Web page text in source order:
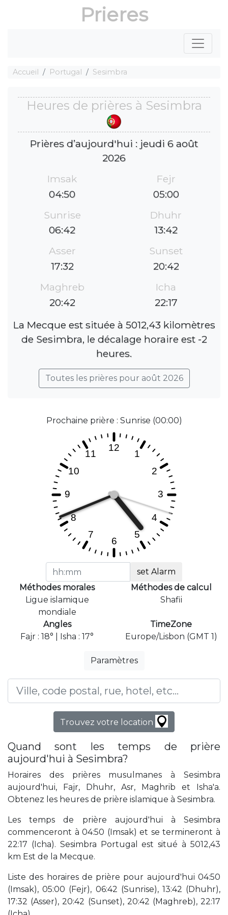
Prieres
Accueil Portugal Sesimbra
Heures de prières à Sesimbra
Prières d’aujourd'hui : jeudi 6 août
2026
Imsak
04:50
Fejr
05:00
Sunrise
06:42
Dhuhr
13:42
Asser
17:32
Sunset
20:42
Maghreb
20:42
Icha
22:17
La Mecque est située à 5012,43 kilomètres
de Sesimbra, le décalage horaire est -2
heures.
Toutes les prières pour août 2026
Prochaine prière : Sunrise (00:00)
set Alarm
Méthodes morales
Ligue islamique
mondiale
Méthodes de calcul
Shafii
Angles
Fajr : 18° | Isha : 17°
TimeZone
Europe/Lisbon (GMT 1)
Paramètres
Trouvez votre location
Quand sont les temps de prière
aujourd'hui à Sesimbra?
Horaires des prières musulmanes à Sesimbra
aujourd'hui, Fajr, Dhuhr, Asr, Maghrib et Isha'a.
Obtenez les heures de prière islamique à Sesimbra.
Les temps de prière aujourd'hui à Sesimbra
commenceront à 04:50 (Imsak) et se termineront à
22:17 (Icha). Sesimbra Portugal est situé à 5012,43
km Est de la Mecque.
Liste des horaires de prière pour aujourd'hui 04:50
(Imsak), 05:00 (Fejr), 06:42 (Sunrise), 13:42 (Dhuhr),
17:32 (Asser), 20:42 (Sunset), 20:42 (Maghreb), 22:17